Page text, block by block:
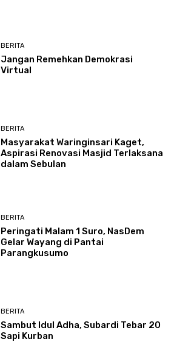
BERITA
Jangan Remehkan Demokrasi
Virtual
BERITA
Masyarakat Waringinsari Kaget,
Aspirasi Renovasi Masjid Terlaksana
dalam Sebulan
BERITA
Peringati Malam 1 Suro, NasDem
Gelar Wayang di Pantai
Parangkusumo
BERITA
Sambut Idul Adha, Subardi Tebar 20
Sapi Kurban